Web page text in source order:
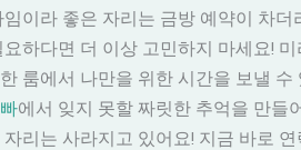
임이라 좋은 자리는 금방 예약이 차더
요하다면 더 이상 고민하지 마세요!
룸에서 나만을 위한 시간을 보낼
에서 잊지 못할 짜릿한 추억을 만들
자리는 사라지고 있어요! 지금 바로